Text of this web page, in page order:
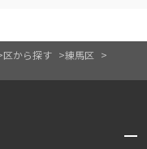
区から探す
練馬区
開閉